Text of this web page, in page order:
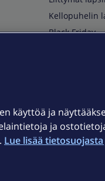
Kellopuhelin
Black Friday
käyttöä ja
ja
Lue lisää tietosuojasta